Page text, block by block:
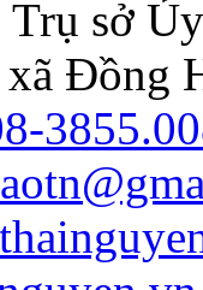
tải:104
Trụ sở
xã Đồng